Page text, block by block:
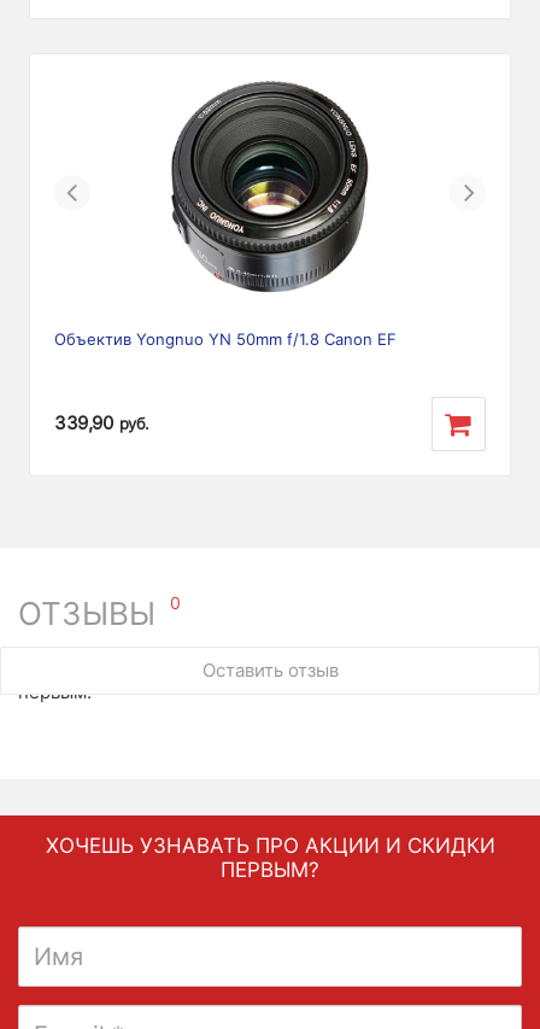
Previous Next
Объектив Yongnuo YN 50mm f/1.8 Canon EF
339,90 руб.
ОТЗЫВЫ 0
Оставить отзыв
У этого товара нет ни одного отзыва. Вы можете стать
первым.
ХОЧЕШЬ УЗНАВАТЬ ПРО АКЦИИ И СКИДКИ
ПЕРВЫМ?